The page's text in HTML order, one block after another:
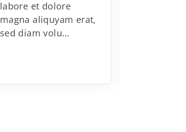
labore et dolore
magna aliquyam erat,
sed diam volu…